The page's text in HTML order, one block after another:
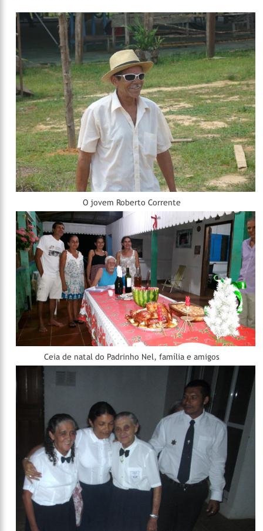
O jovem Roberto Corrente
Ceia de natal do Padrinho Nel, família e amigos